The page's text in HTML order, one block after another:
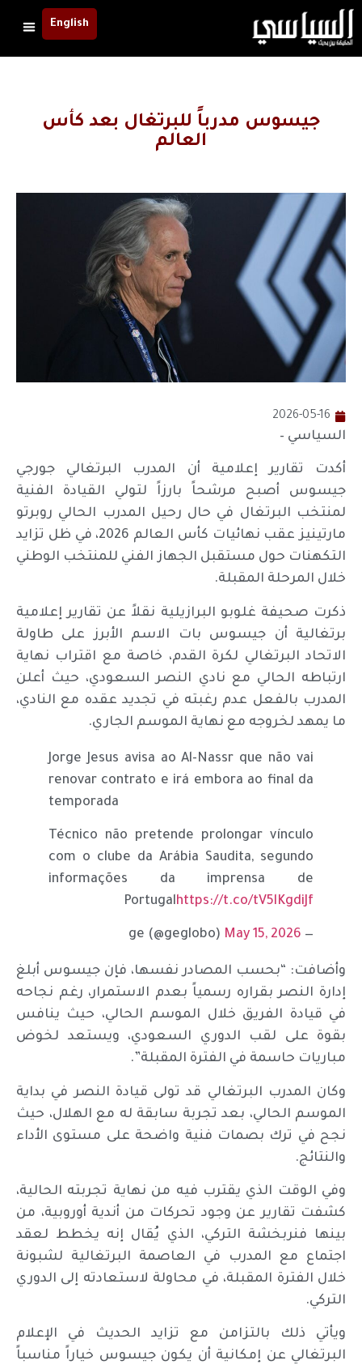
English
جيسوس مدرباً للبرتغال بعد كأس
العالم
2026-05-16
السياسي –
أكدت تقارير إعلامية أن المدرب البرتغالي جورجي
جيسوس أصبح مرشحاً بارزاً لتولي القيادة الفنية
لمنتخب البرتغال في حال رحيل المدرب الحالي روبرتو
مارتينيز عقب نهائيات كأس العالم 2026، في ظل تزايد
التكهنات حول مستقبل الجهاز الفني للمنتخب الوطني
خلال المرحلة المقبلة.
ذكرت صحيفة غلوبو البرازيلية نقلاً عن تقارير إعلامية
برتغالية أن جيسوس بات الاسم الأبرز على طاولة
الاتحاد البرتغالي لكرة القدم، خاصة مع اقتراب نهاية
ارتباطه الحالي مع نادي النصر السعودي، حيث أعلن
المدرب بالفعل عدم رغبته في تجديد عقده مع النادي،
ما يمهد لخروجه مع نهاية الموسم الجاري.
Jorge Jesus avisa ao Al-Nassr que não vai
renovar contrato e irá embora ao final da
temporada
Técnico não pretende prolongar vínculo
com o clube da Arábia Saudita, segundo
informações da imprensa de
Portugalhttps://t.co/tV5lKgdiJf
— ge (@geglobo)
May 15, 2026
وأضافت: “بحسب المصادر نفسها، فإن جيسوس أبلغ
إدارة النصر بقراره رسمياً بعدم الاستمرار، رغم نجاحه
في قيادة الفريق خلال الموسم الحالي، حيث ينافس
بقوة على لقب الدوري السعودي، ويستعد لخوض
مباريات حاسمة في الفترة المقبلة”.
وكان المدرب البرتغالي قد تولى قيادة النصر في بداية
الموسم الحالي، بعد تجربة سابقة له مع الهلال، حيث
نجح في ترك بصمات فنية واضحة على مستوى الأداء
والنتائج.
وفي الوقت الذي يقترب فيه من نهاية تجربته الحالية،
كشفت تقارير عن وجود تحركات من أندية أوروبية، من
بينها فنربخشة التركي، الذي يُقال إنه يخطط لعقد
اجتماع مع المدرب في العاصمة البرتغالية لشبونة
خلال الفترة المقبلة، في محاولة لاستعادته إلى الدوري
التركي.
ويأتي ذلك بالتزامن مع تزايد الحديث في الإعلام
البرتغالي عن إمكانية أن يكون جيسوس خياراً مناسباً